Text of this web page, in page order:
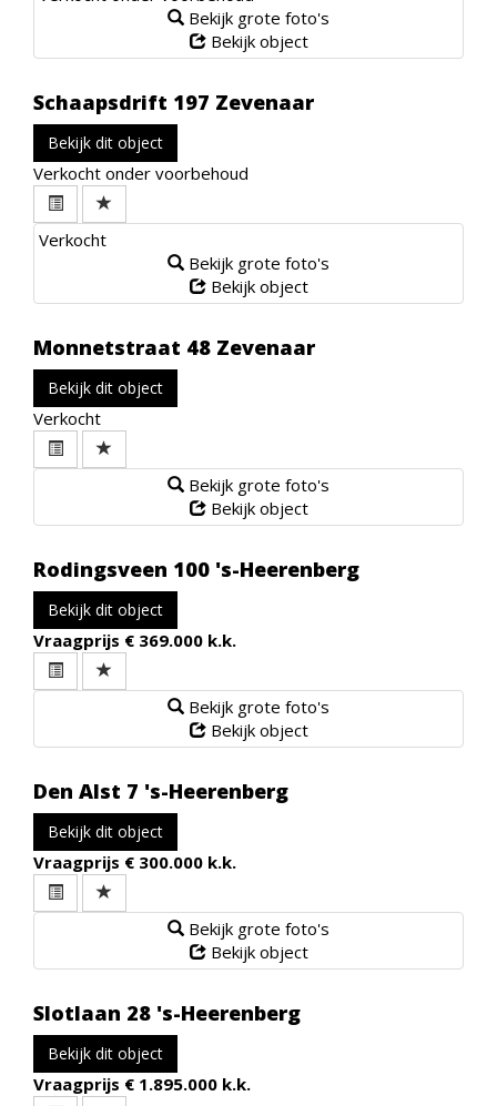
Bekijk grote foto's
Bekijk object
Schaapsdrift 197 Zevenaar
Bekijk dit object
Verkocht onder voorbehoud
Verkocht
Bekijk grote foto's
Bekijk object
Monnetstraat 48 Zevenaar
Bekijk dit object
Verkocht
Bekijk grote foto's
Bekijk object
Rodingsveen 100 's-Heerenberg
Bekijk dit object
Vraagprijs € 369.000 k.k.
Bekijk grote foto's
Bekijk object
Den Alst 7 's-Heerenberg
Bekijk dit object
Vraagprijs € 300.000 k.k.
Bekijk grote foto's
Bekijk object
Slotlaan 28 's-Heerenberg
Bekijk dit object
Vraagprijs € 1.895.000 k.k.